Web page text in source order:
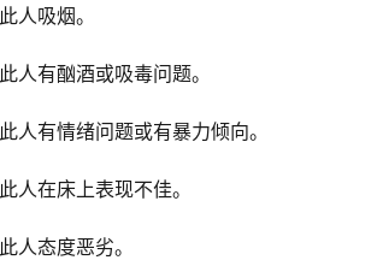
此人吸烟。
此人有酗酒或吸毒问题。
此人有情绪问题或有暴力倾向。
此人在床上表现不佳。
此人态度恶劣。